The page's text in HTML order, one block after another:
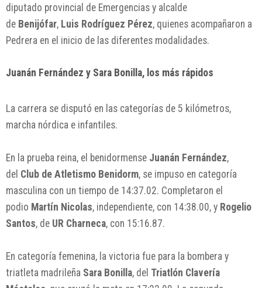
diputado provincial de Emergencias y alcalde
de Benijófar, Luis Rodríguez Pérez, quienes acompañaron a
Pedrera en el inicio de las diferentes modalidades.
Juanán Fernández y Sara Bonilla, los más rápidos
La carrera se disputó en las categorías de 5 kilómetros,
marcha nórdica e infantiles.
En la prueba reina, el benidormense Juanán Fernández,
del Club de Atletismo Benidorm, se impuso en categoría
masculina con un tiempo de 14:37.02. Completaron el
podio Martín Nicolas, independiente, con 14:38.00, y Rogelio
Santos, de UR Charneca, con 15:16.87.
En categoría femenina, la victoria fue para la bombera y
triatleta madrileña Sara Bonilla, del Triatlón Clavería